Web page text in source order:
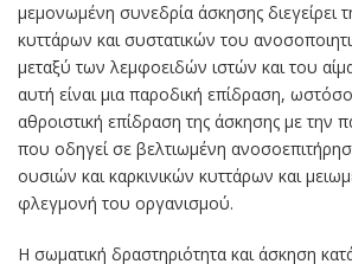
μεμονωμένη συνεδρία άσκησης διεγείρει
κυττάρων και συστατικών του
μεταξύ των λεμφοειδών ιστών και του
αυτή είναι μια παροδική επίδραση,
αθροιστική επίδραση της άσκησης με την
που οδηγεί σε βελτιωμένη
ουσιών και καρκινικών κυττάρων και
φλεγμονή του οργανισμού.
Η σωματική δραστηριότητα και άσκηση